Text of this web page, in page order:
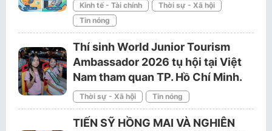
Kinh tế - Tài chính
Thời sự - Xã hội
Tin nóng
Thí sinh World Junior Tourism
Ambassador 2026 tụ hội tại Việt
Nam tham quan TP. Hồ Chí Minh.
Thời sự - Xã hội Tin nóng
TIẾN SỸ HỒNG MAI VÀ NGHIÊN